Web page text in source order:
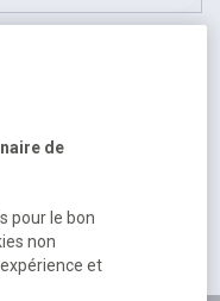
à l'accueil
de
pour le bon
non
et